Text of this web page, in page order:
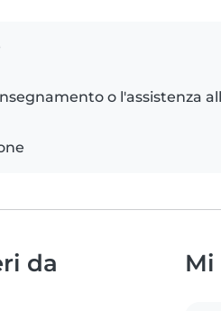
o l'assistenza
da
Mi